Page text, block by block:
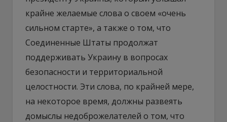
крайне желаемые слова о своем «очень
сильном старте», а также о том, что
Соединенные Штаты продолжат
поддерживать Украину в вопросах
безопасности и территориальной
целостности. Эти слова, по крайней мере,
на некоторое время, должны развеять
домыслы недоброжелателей о том, что